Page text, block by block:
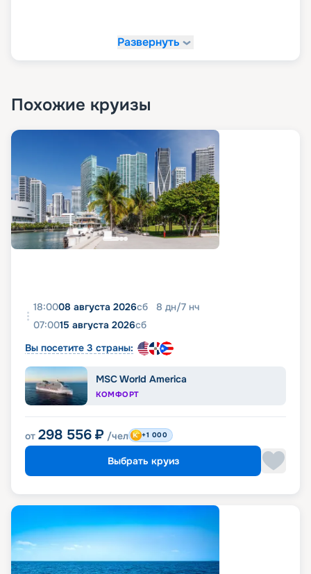
Развернуть
Похожие круизы
18:0008 августа 2026сб 8 дн/7 нч
07:0015 августа 2026сб
Вы посетите 3 страны:
MSC World America
КОМФОРТ
от 298 556 ₽ /чел +1 000
Выбрать круиз